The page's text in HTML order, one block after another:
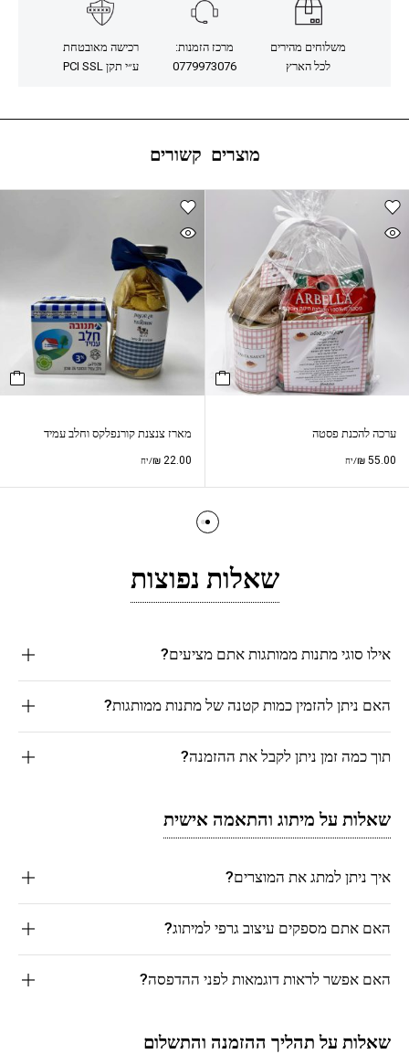
משלוחים מהירים
לכל הארץ
מרכז הזמנות:
0779973076
רכישה מאובטחת
ע״י תקן PCI SSL
מוצרים קשורים
ערכה להכנת פסטה
₪ 55.00 /יח
מארז צנצנת קורנפלקס וחלב עמיד
₪22.00 /יח
שאלות נפוצות
אילו סוגי מתנות ממותגות אתם מציעים?
האם ניתן להזמין כמות קטנה של מתנות ממותגות?
תוך כמה זמן ניתן לקבל את ההזמנה?
שאלות על מיתוג והתאמה אישית
איך ניתן למתג את המוצרים?
האם אתם מספקים עיצוב גרפי למיתוג?
האם אפשר לראות דוגמאות לפני ההדפסה?
שאלות על תהליך ההזמנה והתשלום